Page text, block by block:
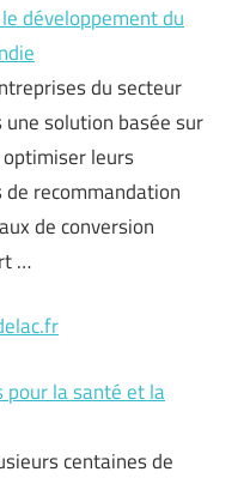
développement du
du secteur
solution basée sur
leurs
recommandation
de conversion
…
pour la santé et la
centaines de